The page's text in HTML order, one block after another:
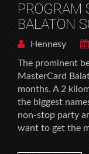
PROGRAM
BALATON
Hennesy
The prominent
MasterCard
months. A 2
the biggest
non-stop party
want to get the